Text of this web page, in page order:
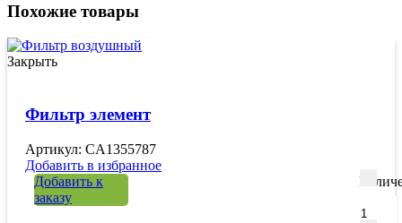
Похожие товары
Закрыть
Фильтр элемент
Артикул: CA1355787
Добавить в избранное
Добавить к
заказу